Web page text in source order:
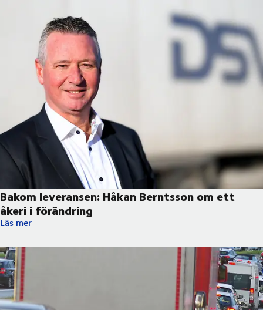
Bakom leveransen: Håkan Berntsson om ett
åkeri i förändring
Bakom leveransen: Håkan Berntsson om ett åkeri i förändring
Läs mer